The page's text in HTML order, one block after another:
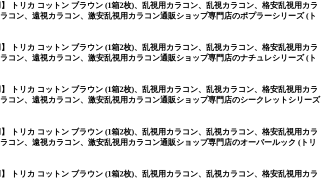
】 トリカ コットン ブラウン (1箱2枚)、乱視用カラコン、乱視カラコン、格安乱視用カラ
ン、遠視カラコン、激安乱視用カラコン通販ショップ専門店のポプラーシリーズ (ト
】 トリカ コットン ブラウン (1箱2枚)、乱視用カラコン、乱視カラコン、格安乱視用カラ
ン、遠視カラコン、激安乱視用カラコン通販ショップ専門店のナチュレシリーズ (ト
】 トリカ コットン ブラウン (1箱2枚)、乱視用カラコン、乱視カラコン、格安乱視用カラ
ン、遠視カラコン、激安乱視用カラコン通販ショップ専門店のシークレットシリーズ
】 トリカ コットン ブラウン (1箱2枚)、乱視用カラコン、乱視カラコン、格安乱視用カラ
ン、遠視カラコン、激安乱視用カラコン通販ショップ専門店のオーバールック (トリ
】 トリカ コットン ブラウン (1箱2枚)、乱視用カラコン、乱視カラコン、格安乱視用カラ